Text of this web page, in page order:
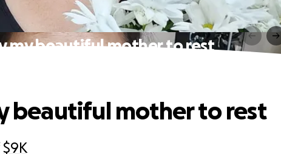
my beautiful mother to rest
$9K
beautiful mother to rest